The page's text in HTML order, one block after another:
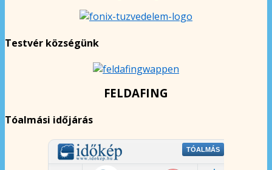
Testvér községünk
FELDAFING
Tóalmási időjárás